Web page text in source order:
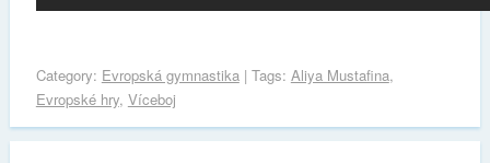
Category: Evropská gymnastika| Tags: Aliya Mustafina,
Evropské hry, Víceboj